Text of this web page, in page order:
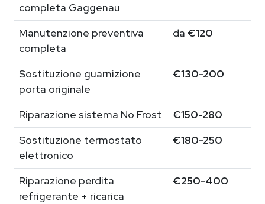
completa Gaggenau
Manutenzione preventiva
completa
da €120
Sostituzione guarnizione
porta originale
€130-200
Riparazione sistema No Frost
€150-280
Sostituzione termostato
elettronico
€180-250
Riparazione perdita
refrigerante + ricarica
€250-400